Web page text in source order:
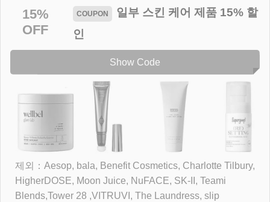
15%
OFF
일부 스킨 케어 제품 15% 할
인
Show Code
제외：Aesop, bala, Benefit Cosmetics, Charlotte Tilbury,
HigherDOSE, Moon Juice, NuFACE, SK-II, Teami
Blends,Tower 28 ,VITRUVI, The Laundress, slip